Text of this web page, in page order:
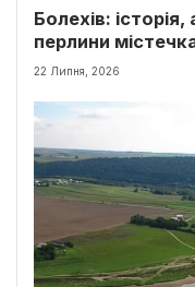
Болехів:
перлини
22 Липня, 2026